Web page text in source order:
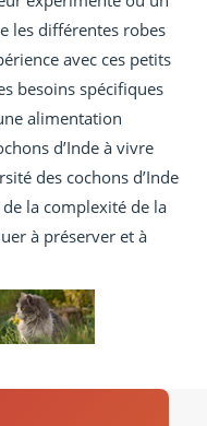
les différentes robes
avec ces petits
besoins spécifiques
alimentation
d’Inde à vivre
des cochons d’Inde
la complexité de la
à préserver et à